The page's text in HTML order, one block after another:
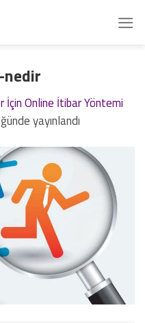
İçin Online İtibar Yöntemi
yayınlandı